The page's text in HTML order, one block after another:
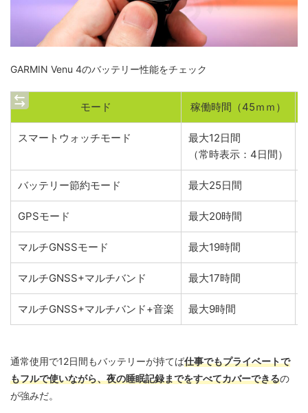
GARMIN Venu 4のバッテリー性能をチェック
モード 稼働時間（45ｍｍ）
スマートウォッチモード
最大12日間
（常時表示：4日間）
バッテリー節約モード 最大25日間
GPSモード 最大20時間
マルチGNSSモード 最大19時間
マルチGNSS+マルチバンド 最大17時間
マルチGNSS+マルチバンド+音楽 最大9時間
通常使用で12日間もバッテリーが持てば仕事でもプライベートで
もフルで使いながら、夜の睡眠記録までをすべてカバーできるの
が強みだ。